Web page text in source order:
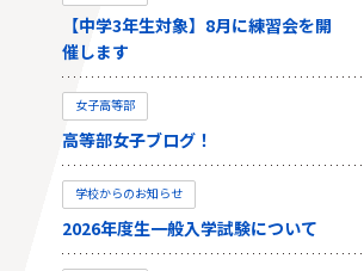
【中学3年生対象】8月に練習会を開
催します
女子高等部
高等部女子ブログ！
学校からのお知らせ
2026年度生一般入学試験について